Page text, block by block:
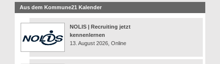
Aus dem Kommune21 Kalender
NOLIS | Recruiting jetzt
kennenlernen
13. August 2026, Online